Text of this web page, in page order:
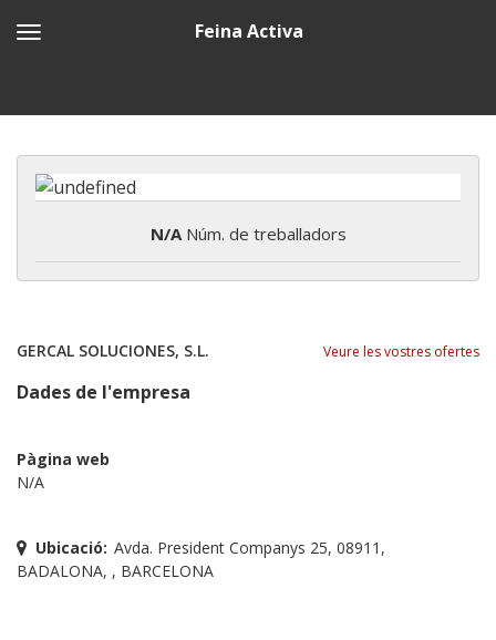
Feina Activa
N/ANúm. de treballadors
GERCAL SOLUCIONES, S.L. Veure les vostres ofertes
Dades de l'empresa
Pàgina web
N/A
Ubicació: Avda. President Companys 25, 08911,
BADALONA, , BARCELONA